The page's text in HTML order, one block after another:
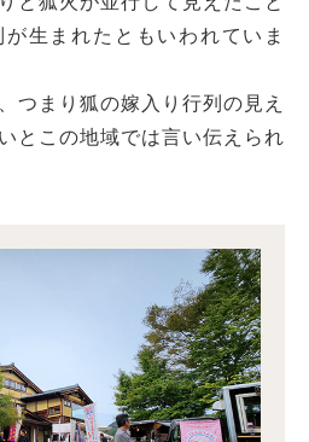
生まれたともいわれていま
つまり狐の嫁入り行列の見え
とこの地域では言い伝えられ